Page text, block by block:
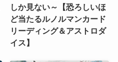
しか見ない～【恐ろしいほ
ど当たるルノルマンカード
リーディング＆アストロダ
イス】